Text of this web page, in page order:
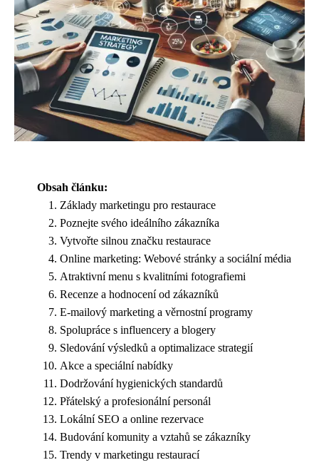
Obsah článku:
Základy marketingu pro restaurace
Poznejte svého ideálního zákazníka
Vytvořte silnou značku restaurace
Online marketing: Webové stránky a sociální média
Atraktivní menu s kvalitními fotografiemi
Recenze a hodnocení od zákazníků
E-mailový marketing a věrnostní programy
Spolupráce s influencery a blogery
Sledování výsledků a optimalizace strategií
Akce a speciální nabídky
Dodržování hygienických standardů
Přátelský a profesionální personál
Lokální SEO a online rezervace
Budování komunity a vztahů se zákazníky
Trendy v marketingu restaurací